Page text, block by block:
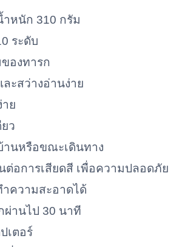
ำหนัก 310 กรัม
ระดับ
องทารก
ะสว่างอ่านง่าย
ย
ว
นหรือขณะเดินทาง
ต่อการเสียดสี เพื่อความปลอดภัย
ความสะอาดได้
ผ่านไป 30 นาที
เตอร์